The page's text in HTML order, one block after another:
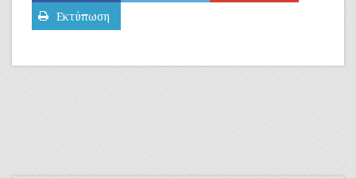
Εκτύπωση